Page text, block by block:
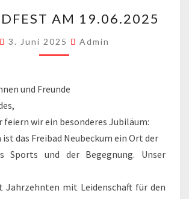
AM
AM 19.06.2025
3. Juni 2025 Admin
und Freunde
feiern wir ein besonderes Jubiläum:
ist das Freibad Neubeckum ein Ort der
Sports und der Begegnung. Unser
Jahrzehnten mit Leidenschaft für den